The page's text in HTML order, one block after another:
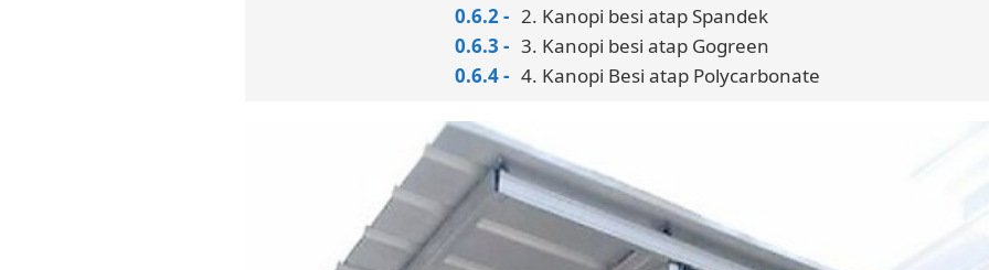
2. Kanopi besi atap Spandek
3. Kanopi besi atap Gogreen
4. Kanopi Besi atap Polycarbonate